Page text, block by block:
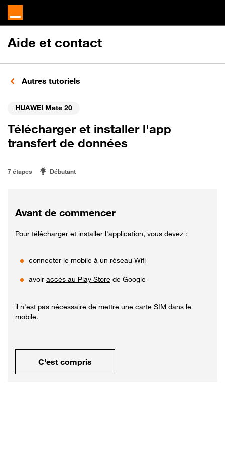
Aide et contact
Autres tutoriels
HUAWEI Mate 20
Télécharger et installer l'app
transfert de données
7 étapes Débutant
Avant de commencer
Pour télécharger et installer l'application, vous devez :
connecter le mobile à un réseau Wifi
avoir accès au Play Store de Google
il n'est pas nécessaire de mettre une carte SIM dans le
mobile.
C'est compris